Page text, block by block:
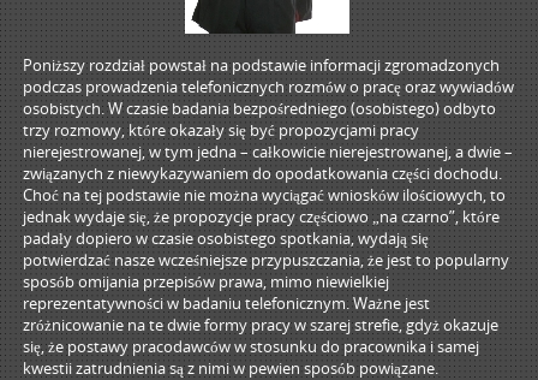
Poniższy rozdział powstał na podstawie informacji zgromadzonych
podczas prowadzenia telefonicznych rozmów o pracę oraz wywiadów
osobistych. W czasie badania bezpośredniego (osobistego) odbyto
trzy rozmowy, które okazały się być propozycjami pracy
nierejestrowanej, w tym jedna – całkowicie nierejestrowanej, a dwie –
związanych z niewykazywaniem do opodatkowania części dochodu.
Choć na tej podstawie nie można wyciągać wniosków ilościowych, to
jednak wydaje się, że propozycje pracy częściowo „na czarno”, które
padały dopiero w czasie osobistego spotkania, wydają się
potwierdzać nasze wcześniejsze przypuszczania, że jest to popularny
sposób omijania przepisów prawa, mimo niewielkiej
reprezentatywności w badaniu telefonicznym. Ważne jest
zróżnicowanie na te dwie formy pracy w szarej strefie, gdyż okazuje
się, że postawy pracodawców w stosunku do pracownika i samej
kwestii zatrudnienia są z nimi w pewien sposób powiązane.